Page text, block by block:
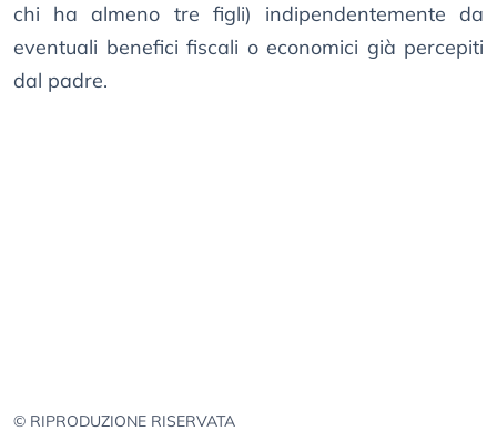
chi ha almeno tre figli) indipendentemente da
eventuali benefici fiscali o economici già percepiti
dal padre.
© RIPRODUZIONE RISERVATA